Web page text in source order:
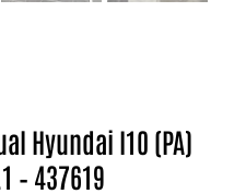
Hyundai I10 (PA)
– 437619